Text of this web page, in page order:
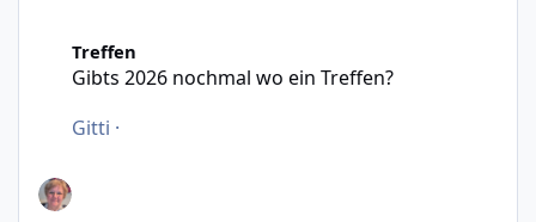
Treffen
Gibts 2026 nochmal wo ein Treffen?
Gitti ·